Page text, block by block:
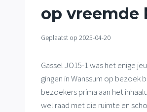
op vreemde
Geplaatst op 2025-04-20
Gassel JO15-1 was het enige
gingen in Wanssum op bezoek
bezoekers prima aan het
wel raad met die ruimte en